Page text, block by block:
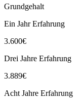
Grundgehalt
Ein Jahr Erfahrung
3.600€
Drei Jahre Erfahrung
3.889€
Acht Jahre Erfahrung